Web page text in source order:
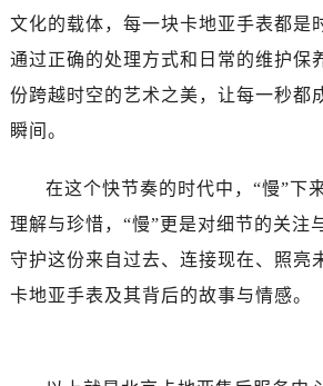
文化的载体，每一块卡地亚手表都是
通过正确的处理方式和日常的维护保
份跨越时空的艺术之美，让每一秒都
瞬间。
在这个快节奏的时代中，“慢”下
理解与珍惜，“慢”更是对细节的关注
守护这份来自过去、连接现在、照
卡地亚手表及其背后的故事与情感。